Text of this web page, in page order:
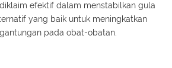
efektif dalam menstabilkan gula
yang baik untuk meningkatkan
pada obat-obatan.